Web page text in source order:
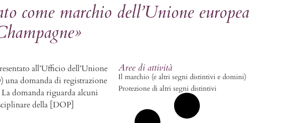
marchio dell’Unione europea
all’Ufficio dell’Unione
una domanda di registrazione
domanda riguarda alcuni
della [DOP]
Aree di attività
Il marchio (e altri segni distintivi e domini)
Protezione di altri segni distintivi